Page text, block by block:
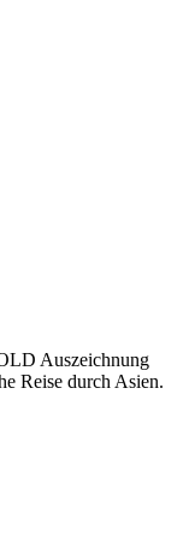
Auszeichnung
Reise durch Asien.